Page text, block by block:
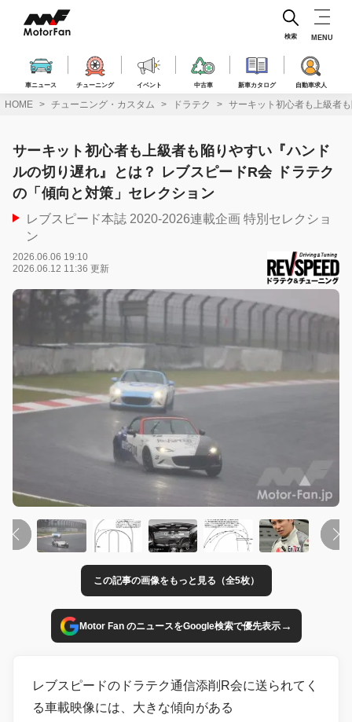
ス
車ニュース チューニング イベント 中古車 新車カタログ 自動車求人
検索 MENU
HOME チューニング・カスタム ドラテク サーキット初心者も上級者
サーキット初心者も上級者も陥りやすい『ハンド
ルの切り遅れ』とは？ レブスピードR会 ドラテク
の「傾向と対策」セレクション
レブスピード本誌 2020-2026連載企画 特別セレクショ
ン
2026.06.06 19:10
2026.06.12 11:36 更新
この記事の画像をもっと見る（全5枚）
Motor Fan のニュースをGoogle検索で優先表示→
レブスピードのドラテク通信添削R会に送られてく
る車載映像には、大きな傾向がある